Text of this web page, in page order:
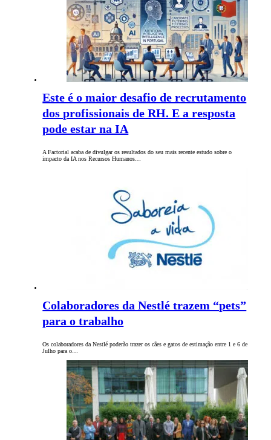
Este é o maior desafio de recrutamento
dos profissionais de RH. E a resposta
pode estar na IA
A Factorial acaba de divulgar os resultados do seu mais recente estudo sobre o
impacto da IA nos Recursos Humanos…
Colaboradores da Nestlé trazem “pets”
para o trabalho
Os colaboradores da Nestlé poderão trazer os cães e gatos de estimação entre 1 e 6 de
Julho para o…